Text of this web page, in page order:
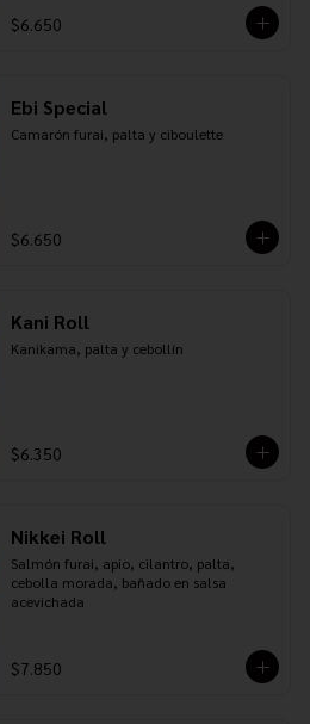
$6.650
Ebi Special
Camarón furai, palta y ciboulette
$6.650
Kani Roll
Kanikama, palta y cebollín
$6.350
Nikkei Roll
Salmón furai, apio, cilantro, palta,
cebolla morada, bañado en salsa
acevichada
$7.850